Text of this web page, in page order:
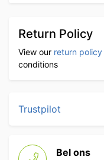
Return Policy
View our return policy
conditions
Trustpilot
Bel ons